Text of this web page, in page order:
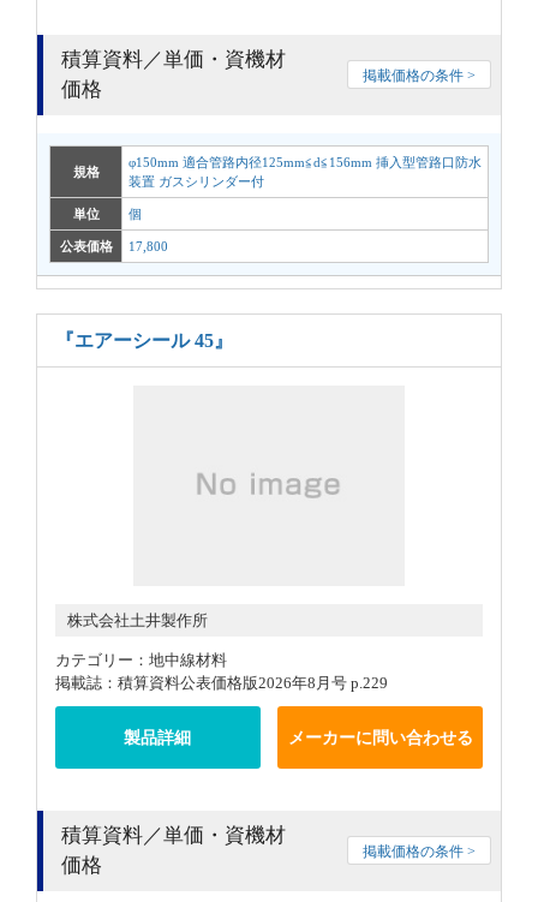
積算資料／単価・資機材
価格
掲載価格の条件 >
規格
φ150mm 適合管路内径125mm≦d≦156mm 挿入型管路口防水
装置 ガスシリンダー付
単位 個
公表価格 17,800
『エアーシール 45』
株式会社土井製作所
カテゴリー：地中線材料
掲載誌：積算資料公表価格版2026年8月号 p.229
製品詳細 メーカーに問い合わせる
積算資料／単価・資機材
価格
掲載価格の条件 >